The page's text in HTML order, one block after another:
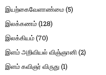
இயற்கைவேளாண்மை(5)
இலக்கணம்(128)
இலக்கியம்(70)
இளம் அறிவியல் விஞ்ஞானி (2)
இளம் கவிஞர் விருது(1)